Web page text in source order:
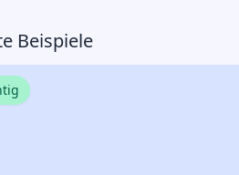
Beispiele